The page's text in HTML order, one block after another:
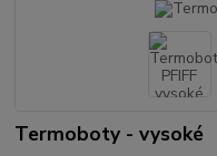
Termoboty - vysoké